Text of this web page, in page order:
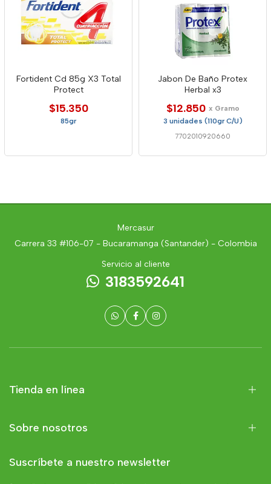
Fortident Cd 85g X3 Total
Protect
$15.350
85gr
Jabon De Baño Protex
Herbal x3
$12.850 x Gramo
3 unidades (110gr C/U)
7702010920660
Mercasur
Carrera 33 #106-07 - Bucaramanga (Santander) - Colombia
Servicio al cliente
3183592641
Tienda en línea
Sobre nosotros
Suscríbete a nuestro newsletter